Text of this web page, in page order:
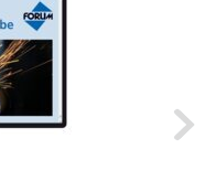
Next